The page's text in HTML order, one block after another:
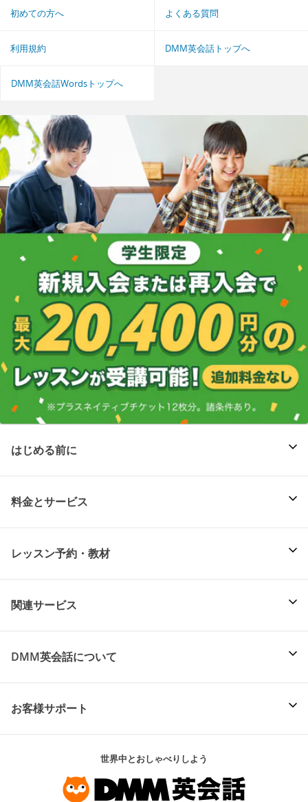
初めての方へ よくある質問
利用規約 DMM英会話トップへ
DMM英会話Wordsトップへ
はじめる前に
料金とサービス
レッスン予約・教材
関連サービス
DMM英会話について
お客様サポート
世界中とおしゃべりしよう